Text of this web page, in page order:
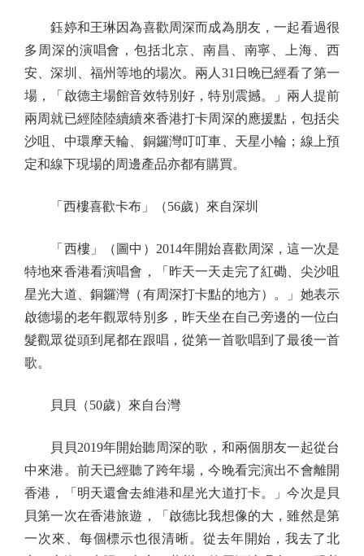
鈺婷和王琳因為喜歡周深而成為朋友，一起看過很
多周深的演唱會，包括北京、南昌、南寧、上海、西
安、深圳、福州等地的場次。兩人31日晚已經看了第一
場，「啟德主場館音效特別好，特別震撼。」兩人提前
兩周就已經陸陸續續來香港打卡周深的應援點，包括尖
沙咀、中環摩天輪、銅鑼灣叮叮車、天星小輪；線上預
定和線下現場的周邊產品亦都有購買。
「西樓喜歡卡布」（56歲）來自深圳
「西樓」（圖中）2014年開始喜歡周深，這一次是
特地來香港看演唱會，「昨天一天走完了紅磡、尖沙咀
星光大道、銅鑼灣（有周深打卡點的地方）。」她表示
啟德場的老年觀眾特別多，昨天坐在自己旁邊的一位白
髮觀眾從頭到尾都在跟唱，從第一首歌唱到了最後一首
歌。
貝貝（50歲）來自台灣
貝貝2019年開始聽周深的歌，和兩個朋友一起從台
中來港。前天已經聽了跨年場，今晚看完演出不會離開
香港，「明天還會去維港和星光大道打卡。」今次是貝
貝第一次在香港旅遊，「啟德比我想像的大，雖然是第
一次來、每個標示也很清晰。從去年開始，我去了北